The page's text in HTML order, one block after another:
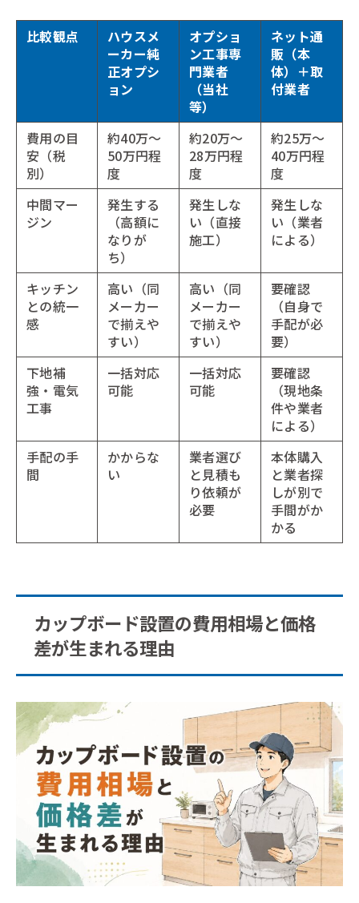
比較観点
ハウスメ
ーカー純
正オプシ
ョン
オプショ
ン工事専
門業者
（当社
等）
ネット通
販（本
体）＋取
付業者
費用の目
安（税
別）
約40万〜
50万円程
度
約20万〜
28万円程
度
約25万〜
40万円程
度
中間マー
ジン
発生する
（高額に
なりが
ち）
発生しな
い（直接
施工）
発生しな
い（業者
による）
キッチン
との統一
感
高い（同
メーカー
で揃えや
すい）
高い（同
メーカー
で揃えや
すい）
要確認
（自身で
手配が必
要）
下地補
強・電気
工事
一括対応
可能
一括対応
可能
要確認
（現地条
件や業者
による）
手配の手
間
かからな
い
業者選び
と見積も
り依頼が
必要
本体購入
と業者探
しが別で
手間がか
かる
カップボード設置の費用相場と価格
差が生まれる理由